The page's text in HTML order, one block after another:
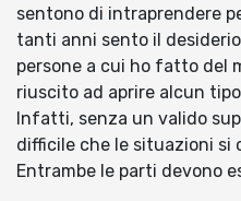
sentono di intraprendere
tanti anni sento il
persone a cui ho fatto del
riuscito ad aprire alcun
Infatti, senza un valido
difficile che le situazioni si
Entrambe le parti devono